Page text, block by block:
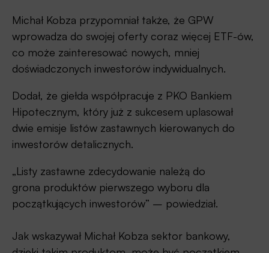
Michał Kobza przypomniał także, że GPW
wprowadza do swojej oferty coraz więcej ETF-ów,
co może zainteresować nowych, mniej
doświadczonych inwestorów indywidualnych.
Dodał, że giełda współpracuje z PKO Bankiem
Hipotecznym, który już z sukcesem uplasował
dwie emisje listów zastawnych kierowanych do
inwestorów detalicznych.
„Listy zastawne zdecydowanie należą do
grona produktów pierwszego wyboru dla
początkujących inwestorów” – powiedział.
Jak wskazywał Michał Kobza sektor bankowy,